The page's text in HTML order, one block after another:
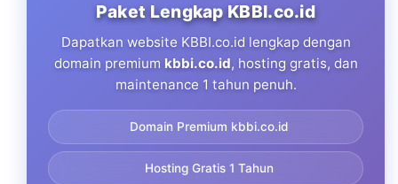
Paket Lengkap KBBI.co.id
Dapatkan website KBBI.co.id lengkap dengan
domain premium kbbi.co.id, hosting gratis, dan
maintenance 1 tahun penuh.
Domain Premium kbbi.co.id
Hosting Gratis 1 Tahun